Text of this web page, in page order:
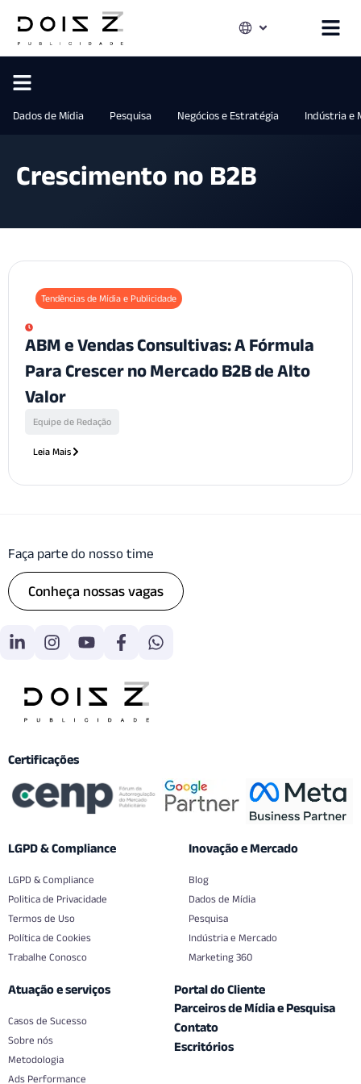
Dados de Mídia Pesquisa Negócios e Estratégia Indústria e
Crescimento no B2B
Tendências de Mídia e Publicidade
ABM e Vendas Consultivas: A Fórmula
Para Crescer no Mercado B2B de Alto
Valor
Equipe de Redação
Leia Mais
Faça parte do nosso time
Conheça nossas vagas
Certificações
LGPD & Compliance
LGPD & Compliance
Politica de Privacidade
Termos de Uso
Política de Cookies
Trabalhe Conosco
Inovação e Mercado
Blog
Dados de Mídia
Pesquisa
Indústria e Mercado
Marketing 360
Atuação e serviços
Casos de Sucesso
Sobre nós
Metodologia
Ads Performance
Portal do Cliente
Parceiros de Mídia e Pesquisa
Contato
Escritórios